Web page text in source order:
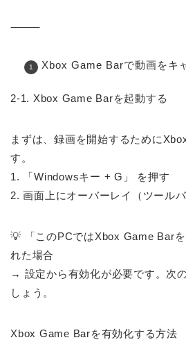
⸻
Xbox Game Barで動画をキ
2-1. Xbox Game Barを起動する
まずは、録画を開始するために
す。
1. 「Windowsキー + G」 を押す
2. 画面上にオーバーレイ（ツール
💡 「このPCではXbox Game Bar
れた場合
→ 設定から有効化が必要です。次
しょう。
Xbox Game Barを有効化する方法